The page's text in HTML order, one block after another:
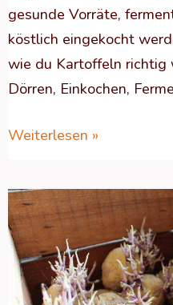
gesunde Vorräte,
köstlich eingekocht
wie du Kartoffeln richtig
Dörren, Einkochen,
Weiterlesen »
ALLES
ÜBER
DIE
KARTOFFEL!
Teil